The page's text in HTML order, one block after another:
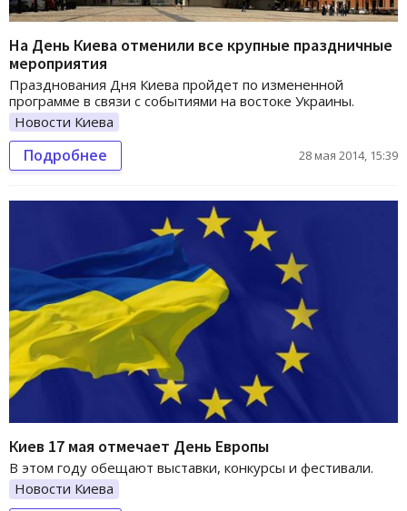
На День Киева отменили все крупные праздничные
мероприятия
Празднования Дня Киева пройдет по измененной
программе в связи с событиями на востоке Украины.
Новости Киева
Подробнее 28 мая 2014, 15:39
Киев 17 мая отмечает День Европы
В этом году обещают выставки, конкурсы и фестивали.
Новости Киева